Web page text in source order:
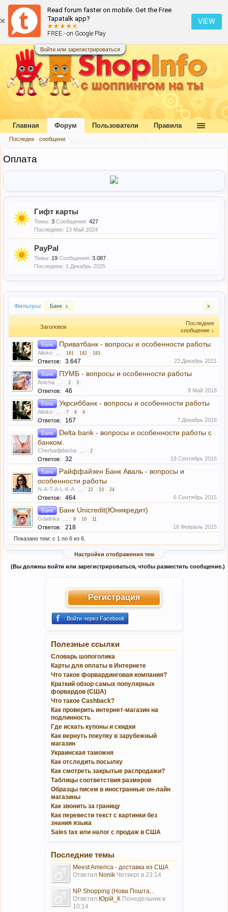
Read forum faster on mobile. Get the Free
Tapatalk app?
FREE - on Google Play
VIEW
Войти или зарегистрироваться
Главная Форум
Оплата
Гифт карты
Темы: 3 Сообщения: 427
13 Май 2024
PayPal
Темы: 19 Сообщения: 3.087
1 Декабрь 2025
Фильтры: Банк x x
Заголовок
Последнее
сообщение ↓
Банк Приватбанк - вопросы и особенности работы
Alioko ... 181 182 183
Ответов: 3.647 23 Декабрь 2021
Банк ПУМБ - вопросы и особенности работы
Anicha ... 2 3
Ответов: 46 8 Май 2018
Банк Укрсиббанк - вопросы и особенности работы
Alioko ... 7 8 9
Ответов: 167 7 Декабрь 2016
Банк
Delta bank - вопросы и особенности работы с
банком.
Cherbadjidasha ... 2
Ответов: 32 18 Сентябрь 2015
Банк
Райффайзен Банк Аваль - вопросы и
особенности работы
N-A-T-A-L-K-A ... 22 23 24
Ответов: 464 6 Сентябрь 2015
Банк Банк Unicredit(Юникредит)
Gdalinka ... 9 10 11
Ответов: 218
18 Февраль 2015
Показано тем: с 1 по 6 из 6.
Настройки отображения тем
(Вы должны войти или зарегистрироваться, чтобы разместить сообщение.)
Регистрация
Войти через Facebook
Полезные ссылки
Словарь шопоголика
Карты для оплаты в Интернете
Что такое форвардинговая компания?
Краткий обзор самых популярных
форвардов (США)
Что такое Cashback?
Как проверить интернет-магазин на
подлинность
Где искать купоны и скидки
Как вернуть покупку в зарубежный
магазин
Украинская таможня
Как отследить посылку
Как смотреть закрытые распродажи?
Таблицы соответствия размеров
Образцы писем в иностранные он-лайн
магазины
Как звонить за границу
Как перевести текст с картинки без
знания языка
Sales tax или налог с продаж в США
Последние темы
Meest America - доставка из США
Ответил Nonik Четверг в 23:14
NP Shopping (Нова Пошта...
Ответил Юрій_К Понедельник в
10:14
Главная Форум
Последние сообщения
Пользователи Правила